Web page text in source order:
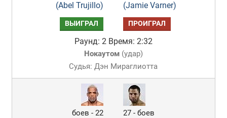
(Abel Trujillo)
(Jamie Varner)
ВЫИГРАЛ ПРОИГРАЛ
Раунд: 2 Время: 2:32
Нокаутом(удар)
Судья: Дэн Мираглиотта
боев - 22
27 - боев